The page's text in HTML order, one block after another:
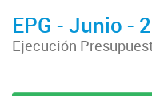
EPG - Junio -
Ejecución